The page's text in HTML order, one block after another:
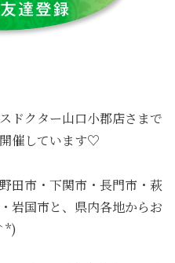
ドクター山口小郡店さまで
催しています♡
田市・下関市・長門市・萩
岩国市と、県内各地からお